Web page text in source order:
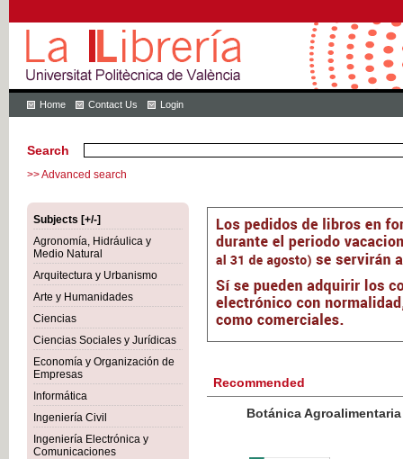
Home Contact Us Login
Search
>> Advanced search
Subjects [+/-]
Agronomía, Hidráulica y
Medio Natural
Arquitectura y Urbanismo
Arte y Humanidades
Ciencias
Ciencias Sociales y Jurídicas
Economía y Organización de
Empresas
Informática
Ingeniería Civil
Ingeniería Electrónica y
Comunicaciones
Recommended
Botánica Agroalimentaria